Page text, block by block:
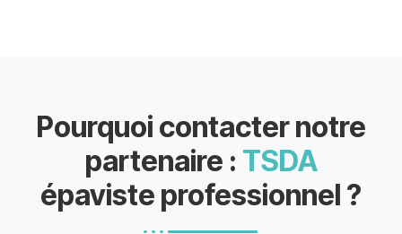
Pourquoi contacter notre
partenaire : TSDA
épaviste professionnel ?